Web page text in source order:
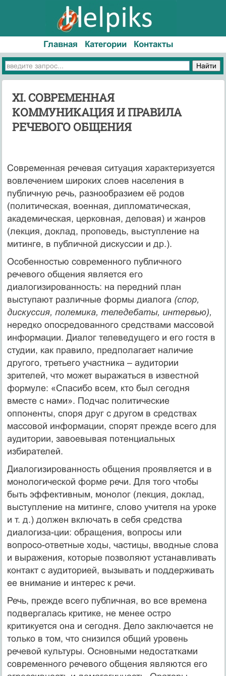
Главная Категории Контакты
XI. СОВРЕМЕННАЯ
КОММУНИКАЦИЯ И ПРАВИЛА
РЕЧЕВОГО ОБЩЕНИЯ
Современная речевая ситуация характеризуется
вовлечением широких слоев населения в
публичную речь, разнообразием её родов
(политическая, военная, дипломатическая,
академическая, церковная, деловая) и жанров
(лекция, доклад, проповедь, выступление на
митинге, в публичной дискуссии и др.).
Особенностью современного публичного
речевого общения является его
диалогизированность: на передний план
выступают различные формы диалога (спор,
дискуссия, полемика, теледебаты, интервью),
нередко опосредованного средствами массовой
информации. Диалог телеведущего и его гостя в
студии, как правило, предполагает наличие
другого, третьего участника – аудитории
зрителей, что может выражаться в известной
формуле: «Спасибо всем, кто был сегодня
вместе с нами». Подчас политические
оппоненты, споря друг с другом в средствах
массовой информации, спорят прежде всего для
аудитории, завоевывая потенциальных
избирателей.
Диалогизированность общения проявляется и в
монологической форме речи. Для того чтобы
быть эффективным, монолог (лекция, доклад,
выступление на митинге, слово учителя на уроке
и т. д.) должен включать в себя средства
диалогиза-ции: обращения, вопросы или
вопросо-ответные ходы, частицы, вводные слова
и выражения, которые позволяют устанавливать
контакт с аудиторией, вызывать и поддерживать
ее внимание и интерес к речи.
Речь, прежде всего публичная, во все времена
подвергалась критике, не менее остро
критикуется она и сегодня. Дело заключается не
только в том, что снизился общий уровень
речевой культуры. Основными недостатками
современного речевого общения являются его